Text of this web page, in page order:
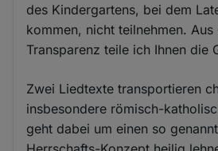
des Kindergartens, bei dem
kommen, nicht teilnehmen. Aus
Transparenz teile ich Ihnen die
Zwei Liedtexte transportieren
insbesondere römisch-
geht dabei um einen so